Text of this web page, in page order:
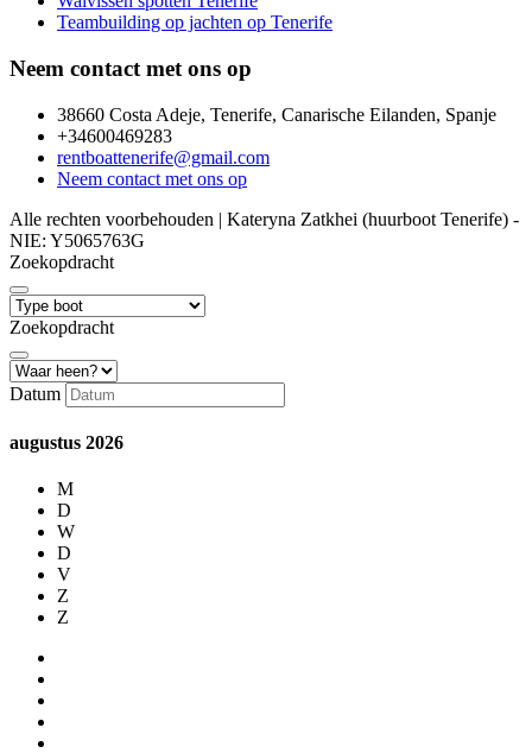
Teambuilding op jachten op Tenerife
Neem contact met ons op
38660 Costa Adeje, Tenerife, Canarische Eilanden, Spanje
+34600469283
rentboattenerife@gmail.com
Neem contact met ons op
Alle rechten voorbehouden | Kateryna Zatkhei (huurboot Tenerife) -
NIE: Y5065763G
Zoekopdracht
Zoekopdracht
Datum
augustus 2026
M
D
W
D
V
Z
Z